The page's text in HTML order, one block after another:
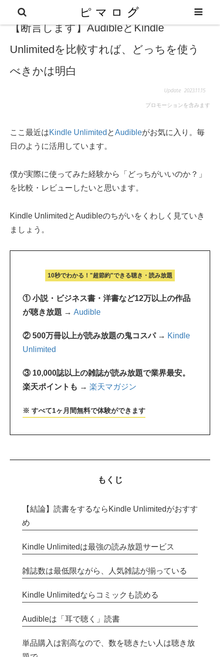
【断言します】AudibleとKindle
Unlimitedを比較すれば、どっちを使う
べきかは明白
2023.11.15
プロモーションを含みます
ここ最近はKindle Unlimited とAudibleがお気に入り。毎
日のように活用しています。
僕が実際に使ってみた経験から「どっちがいいのか？」
を比較・レビューしたいと思います。
Kindle UnlimitedとAudibleのちがいをくわしく見ていき
ましょう。
10秒でわかる！"超節約"できる聴き・読み放題
① 小説・ビジネス書・洋書など12万以上の作品
が聴き放題 → Audible
② 500万冊以上が読み放題の鬼コスパ → Kindle
Unlimited
③ 10,000誌以上の雑誌が読み放題で業界最安。
楽天ポイントも → 楽天マガジン
※ すべて1ヶ月間無料で体験ができます
もくじ
【結論】読書をするならKindle Unlimitedがおすす
め
Kindle Unlimitedは最強の読み放題サービス
雑誌数は最低限ながら、人気雑誌が揃っている
Kindle Unlimitedならコミックも読める
Audibleは「耳で聴く」読書
単品購入は割高なので、数を聴きたい人は聴き放